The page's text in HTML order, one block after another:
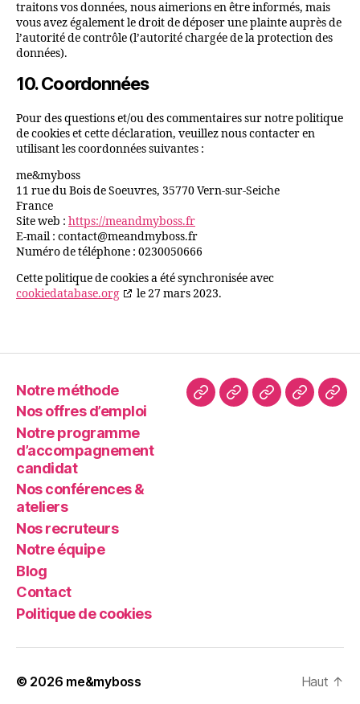
traitons vos données, nous aimerions en être informés, mais
vous avez également le droit de déposer une plainte auprès de
l’autorité de contrôle (l’autorité chargée de la protection des
données).
10. Coordonnées
Pour des questions et/ou des commentaires sur notre politique
de cookies et cette déclaration, veuillez nous contacter en
utilisant les coordonnées suivantes :
me&myboss
11 rue du Bois de Soeuvres, 35770 Vern-sur-Seiche
France
Site web : https://meandmyboss.fr
E-mail : contact@meandmyboss.fr
Numéro de téléphone : 0230050666
Cette politique de cookies a été synchronisée avec
cookiedatabase.org
le 27 mars 2023.
Notre méthode
Nos offres d’emploi
Notre programme
d’accompagnement
candidat
Nos conférences &
ateliers
Nos recruteurs
Notre équipe
Blog
Contact
Politique de cookies
NotreNos notreNos
© 2026 me&myboss
Haut ↑